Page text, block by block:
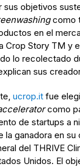
sus objetivos
como
en el
Crop Story TM y
lo recolectado
sus
ucrop.it fue
como
de startups a
la ganadora en su
del THRIVE
Unidos. El